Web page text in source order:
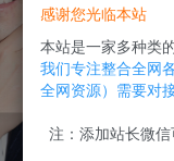
感谢您光临本站
本站是一家多种类
我们专注整合全网
全网资源）需要对
注：添加站长微信